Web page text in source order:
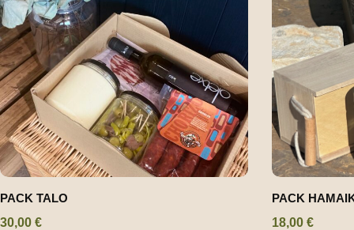
PACK TALO
30,00 €
PACK
18,00 €